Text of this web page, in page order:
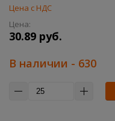
Цена с НДС
Цена:
30.89 руб.
В наличии - 630